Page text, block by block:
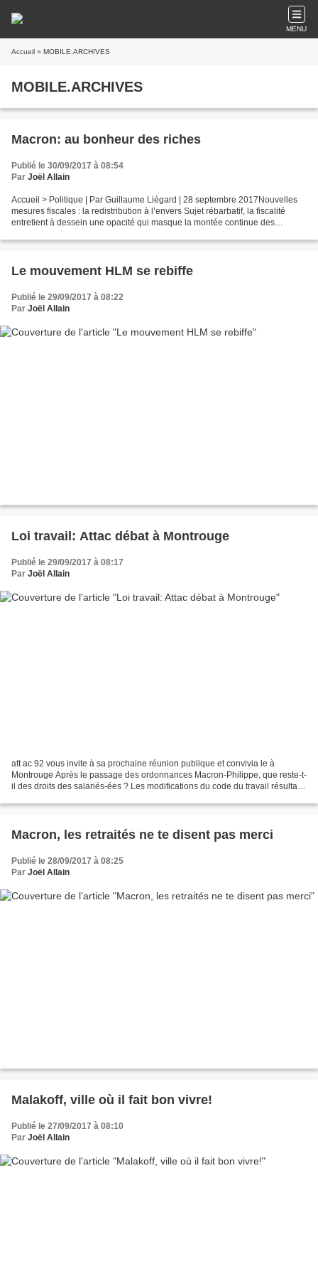
MENU
Accueil » MOBILE.ARCHIVES
MOBILE.ARCHIVES
Macron: au bonheur des riches
Publié le 30/09/2017 à 08:54
Par Joël Allain
Accueil > Politique | Par Guillaume Liégard | 28 septembre 2017Nouvelles
mesures fiscales : la redistribution à l’envers Sujet rébarbatif, la fiscalité
entretient à dessein une opacité qui masque la montée continue des
Le mouvement HLM se rebiffe
Publié le 29/09/2017 à 08:22
Par Joël Allain
Loi travail: Attac débat à Montrouge
Publié le 29/09/2017 à 08:17
Par Joël Allain
att ac 92 vous invite à sa prochaine réunion publique et convivia le à
Montrouge Après le passage des ordonnances Macron-Philippe, que reste-t-
il des droits des salariés-ées ? Les modifications du code du travail résultant
Macron, les retraités ne te disent pas merci
Publié le 28/09/2017 à 08:25
Par Joël Allain
Malakoff, ville où il fait bon vivre!
Publié le 27/09/2017 à 08:10
Par Joël Allain